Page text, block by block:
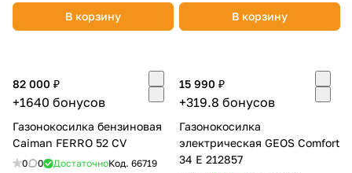
В корзину В корзину
82 000 ₽
+1640 бонусов
Газонокосилка бензиновая
Caiman FERRO 52 CV
0 0 ДостаточноКод. 66719
15 990 ₽
+319.8 бонусов
Газонокосилка
электрическая GEOS Comfort
34 E 212857
Оставшиеся
% будут
списыватьсяс вашей карты
по25%каждые 2 недели